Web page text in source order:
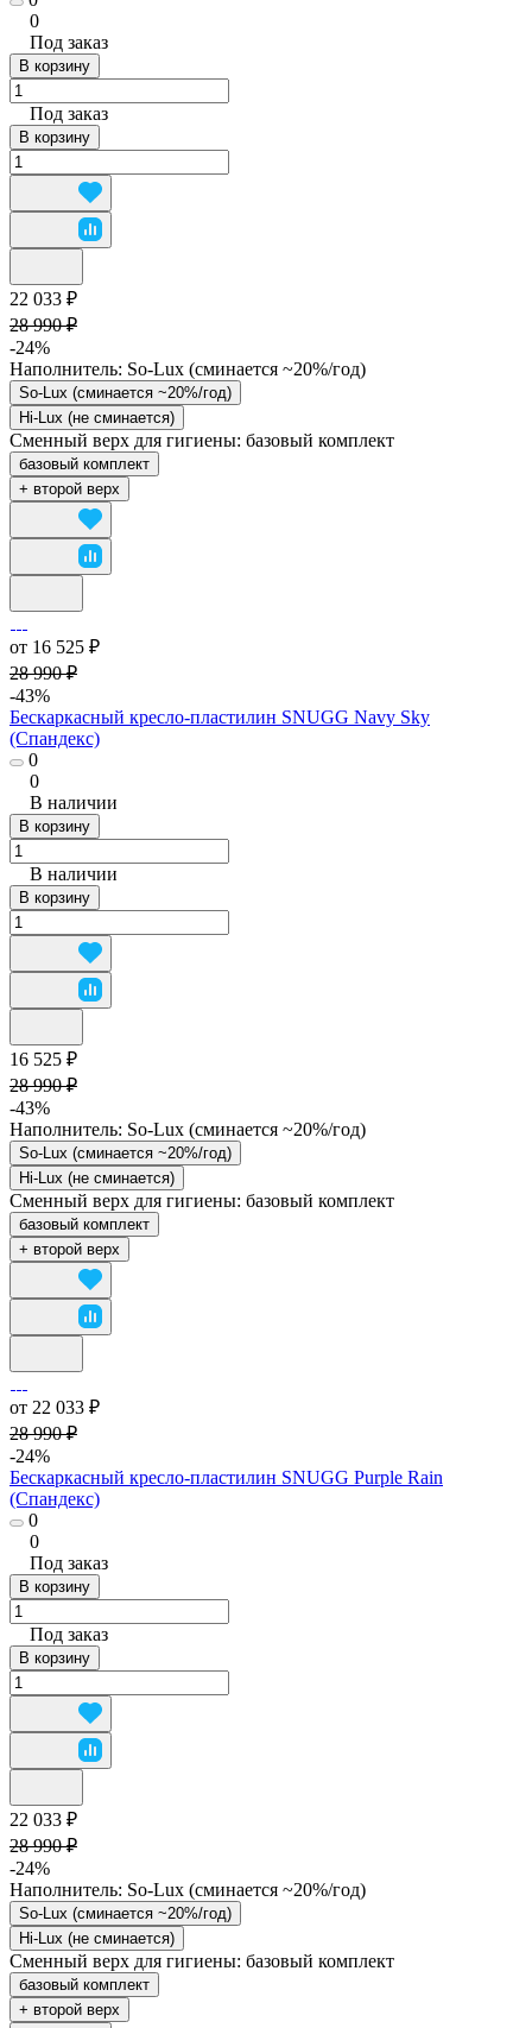
0
Под заказ
В корзину
Под заказ
В корзину
22 033 ₽
28 990 ₽
-24%
Наполнитель: So-Lux (cминается ~20%/год)
So-Lux (cминается ~20%/год)
Hi-Lux (не сминается)
Сменный верх для гигиены: базовый комплект
базовый комплект
+ второй верх
от 16 525 ₽
28 990 ₽
-43%
Бескаркасный кресло-пластилин SNUGG Navy Sky
(Спандекс)
0
0
В наличии
В корзину
В наличии
В корзину
16 525 ₽
28 990 ₽
-43%
Наполнитель: So-Lux (cминается ~20%/год)
So-Lux (cминается ~20%/год)
Hi-Lux (не сминается)
Сменный верх для гигиены: базовый комплект
базовый комплект
+ второй верх
от 22 033 ₽
28 990 ₽
-24%
Бескаркасный кресло-пластилин SNUGG Purple Rain
(Спандекс)
0
0
Под заказ
В корзину
Под заказ
В корзину
22 033 ₽
28 990 ₽
-24%
Наполнитель: So-Lux (cминается ~20%/год)
So-Lux (cминается ~20%/год)
Hi-Lux (не сминается)
Сменный верх для гигиены: базовый комплект
базовый комплект
+ второй верх